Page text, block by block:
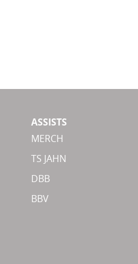
ASSISTS
MERCH
TS JAHN
DBB
BBV